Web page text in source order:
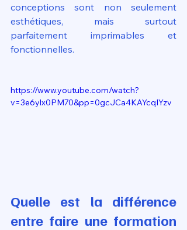
conceptions sont non seulement
esthétiques, mais surtout
parfaitement imprimables et
fonctionnelles.
https://www.youtube.com/watch?
v=3e6ylx0PM70&pp=0gcJCa4KAYcqIYzv
Quelle est la différence
entre faire une formation